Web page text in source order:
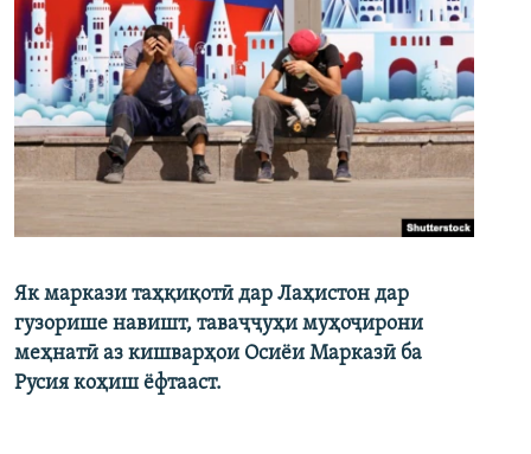
Як маркази таҳқиқотӣ дар Лаҳистон дар
гузорише навишт, таваҷҷуҳи муҳоҷирони
меҳнатӣ аз кишварҳои Осиёи Марказӣ ба
Русия коҳиш ёфтааст.